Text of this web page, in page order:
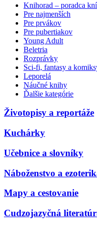
Knihorad – poradca
Pre najmenších
Pre prvákov
Pre pubertiakov
Young Adult
Beletria
Rozprávky
Sci-fi, fantasy a
Leporelá
Náučné knihy
Ďalšie kategórie
Životopisy a reportáže
Kuchárky
Učebnice a slovníky
Náboženstvo a
Mapy a cestovanie
Cudzojazyčná